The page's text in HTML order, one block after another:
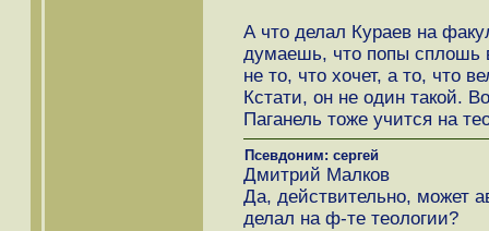
А что делал Кураев на
думаешь, что попы сплошь
не то, что хочет, а то, что
Кстати, он не один такой.
Паганель тоже учится на
Псевдоним: сергей
Дмитрий Малков
Да, действительно, может
делал на ф-те теологии?